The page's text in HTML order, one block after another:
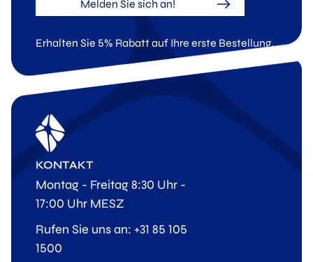
Melden Sie sich an!
Erhalten Sie 5% Rabatt auf Ihre erste Bestellung.
KONTAKT
Montag - Freitag 8:30 Uhr -
17:00 Uhr MESZ
Rufen Sie uns an: +31 85 105
1500